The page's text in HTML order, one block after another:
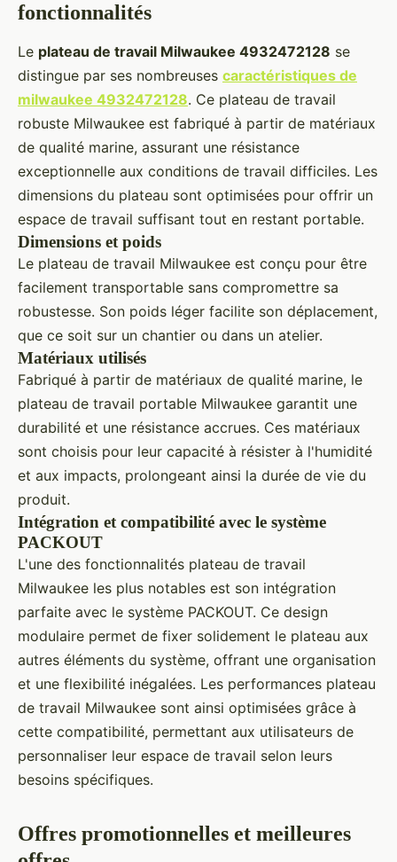
fonctionnalités
Le plateau de travail Milwaukee 4932472128 se
distingue par ses nombreuses caractéristiques de
milwaukee 4932472128. Ce plateau de travail
robuste Milwaukee est fabriqué à partir de matériaux
de qualité marine, assurant une résistance
exceptionnelle aux conditions de travail difficiles. Les
dimensions du plateau sont optimisées pour offrir un
espace de travail suffisant tout en restant portable.
Dimensions et poids
Le plateau de travail Milwaukee est conçu pour être
facilement transportable sans compromettre sa
robustesse. Son poids léger facilite son déplacement,
que ce soit sur un chantier ou dans un atelier.
Matériaux utilisés
Fabriqué à partir de matériaux de qualité marine, le
plateau de travail portable Milwaukee garantit une
durabilité et une résistance accrues. Ces matériaux
sont choisis pour leur capacité à résister à l'humidité
et aux impacts, prolongeant ainsi la durée de vie du
produit.
Intégration et compatibilité avec le système
PACKOUT
L'une des fonctionnalités plateau de travail
Milwaukee les plus notables est son intégration
parfaite avec le système PACKOUT. Ce design
modulaire permet de fixer solidement le plateau aux
autres éléments du système, offrant une organisation
et une flexibilité inégalées. Les performances plateau
de travail Milwaukee sont ainsi optimisées grâce à
cette compatibilité, permettant aux utilisateurs de
personnaliser leur espace de travail selon leurs
besoins spécifiques.
Offres promotionnelles et meilleures